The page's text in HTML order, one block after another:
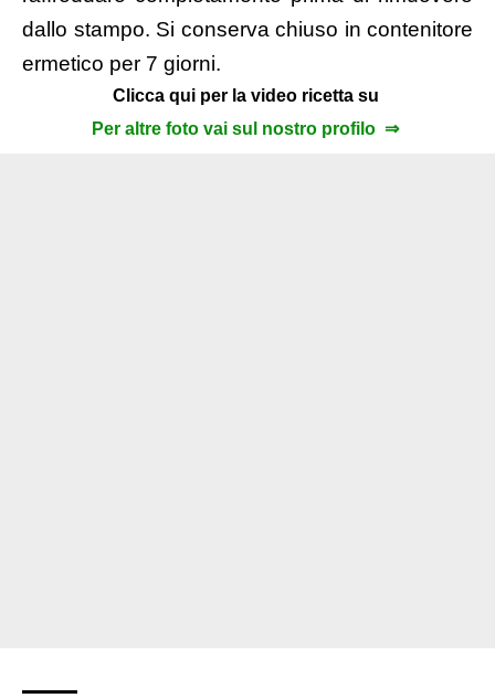
dallo stampo. Si conserva chiuso in contenitore
ermetico per 7 giorni.
Clicca qui per la video ricetta su
Per altre foto vai sul nostro profilo ⇒